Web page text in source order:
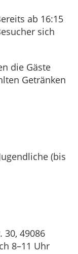
ab 16:15
sich
die Gäste
Getränken
(bis
30, 49086
8–11 Uhr